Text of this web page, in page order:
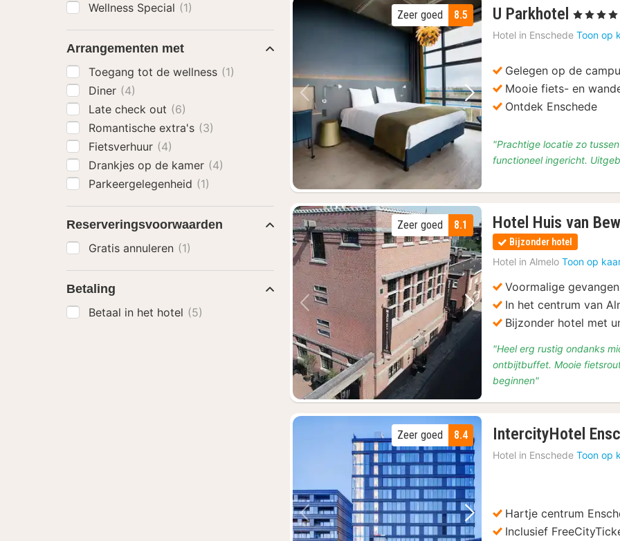
Vorige foto Volgende foto
8.5
Zeer goed U Parkhotel 2
vanaf
€
120,50
, 4 Sterren
Hotel in Enschede Toon op
Gelegen op de
Mooie fiets- en
Ontdek Enschede
"Prachtige locatie zo
functioneel ingericht.
Vorige foto Volgende foto
8.1
Zeer goed Hotel Huis van
Bijzonder hotel
Hotel in Almelo Toon op
Voormalige
In het centrum van
Bijzonder hotel met
"Heel erg rustig ondanks
ontbijtbuffet. Mooie
beginnen"
Vorige foto Volgende foto
8.4
Zeer goed IntercityHotel
Hotel in Enschede Toon op
Hartje centrum
Inclusief
Wellness Special (1)
Arrangementen met
Toegang tot de wellness (1)
Diner (4)
Late check out (6)
Romantische extra's (3)
Fietsverhuur (4)
Drankjes op de kamer (4)
Parkeergelegenheid (1)
Reserveringsvoorwaarden
Gratis annuleren (1)
Betaling
Betaal in het hotel (5)